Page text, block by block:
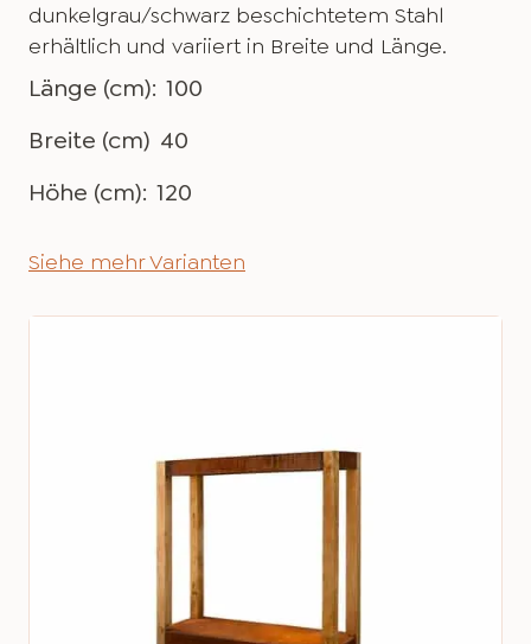
dunkelgrau/schwarz beschichtetem Stahl
erhältlich und variiert in Breite und Länge.
Länge (cm): 100
Breite (cm) 40
Höhe (cm): 120
Siehe mehr Varianten